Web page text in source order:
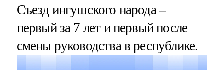
Съезд ингушского народа –
первый за 7 лет и первый после
смены руководства в республике.